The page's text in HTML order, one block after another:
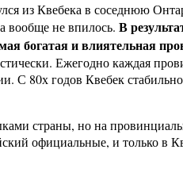
из Квебека в соседнюю
вообще не впилось. В
богатая и влиятельная
Ежегодно каждая
С 80х годов Квебек
страны, но на
официальные, и только в